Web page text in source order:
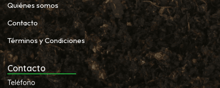
Quiénes somos
Contacto
Términos y Condiciones
Contacto
Teléfono